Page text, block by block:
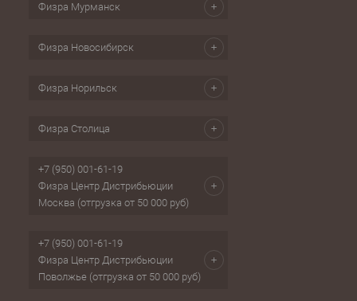
Физра Мурманск
Физра Новосибирск
Физра Норильск
Физра Столица
+7 (950) 001-61-19
Физра Центр Дистрибьюции
Москва (отгрузка от 50 000 руб)
+7 (950) 001-61-19
Физра Центр Дистрибьюции
Поволжье (отгрузка от 50 000 руб)